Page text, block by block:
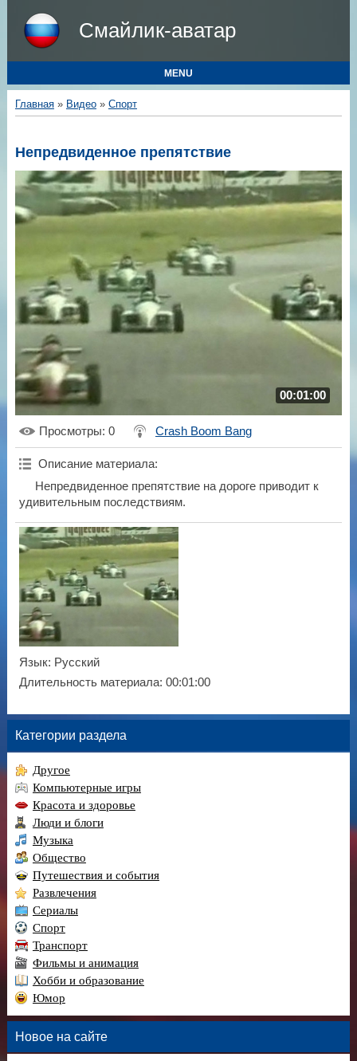
Смайлик-аватар
MENU
Главная» Видео» Спорт
Непредвиденное препятствие
00:01:00
Просмотры: 0 Crash Boom Bang
Описание материала:
Непредвиденное препятствие на дороге приводит к
удивительным последствиям.
Язык: Русский
Длительность материала: 00:01:00
Категории раздела
Другое
Компьютерные игры
Красота и здоровье
Люди и блоги
Музыка
Общество
Путешествия и события
Развлечения
Сериалы
Спорт
Транспорт
Фильмы и анимация
Хобби и образование
Юмор
Новое на сайте